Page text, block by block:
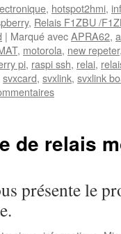
, hotspot2hmi,
, Relais F1ZBU /
| Marqué avecAPRA62,
, motorola, new repeter
pi, raspi ssh, relai,
svxcard, svxlink, svxlink
de relais
présente le